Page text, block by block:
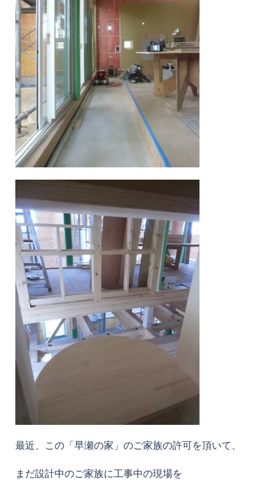
最近、この「早瀬の家」のご家族の許可を頂いて、
まだ設計中のご家族に工事中の現場を